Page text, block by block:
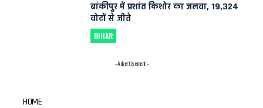
बांकीपुर में प्रशांत किशोर का जलवा, 19,324
वोटों से जीते
BIHAR
- Advertisement -
HOME